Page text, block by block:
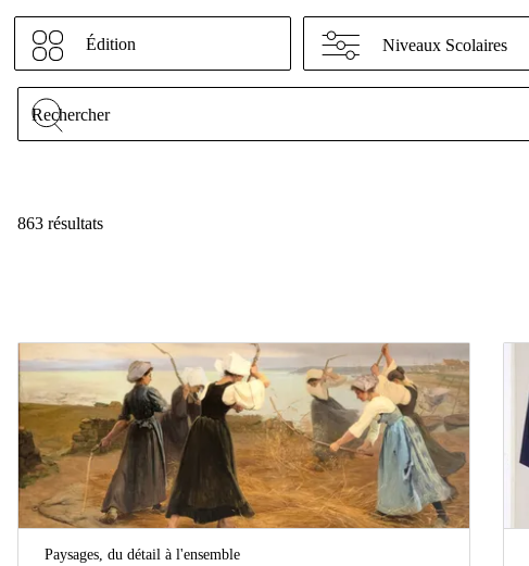
Édition Niveaux Scolaires
863 résultats
Paysages, du détail à l'ensemble